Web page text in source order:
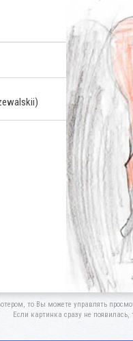
то Вы можете управлять
Если картинка сразу не появилась,